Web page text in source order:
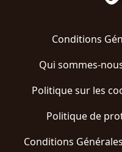
Conditions
Qui sommes-
Politique sur les
Politique de
Conditions